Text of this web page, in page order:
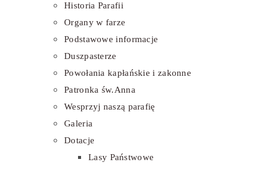
Historia Parafii
Organy w farze
Podstawowe informacje
Duszpasterze
Powołania kapłańskie i zakonne
Patronka św.Anna
Wesprzyj naszą parafię
Galeria
Dotacje
Lasy Państwowe